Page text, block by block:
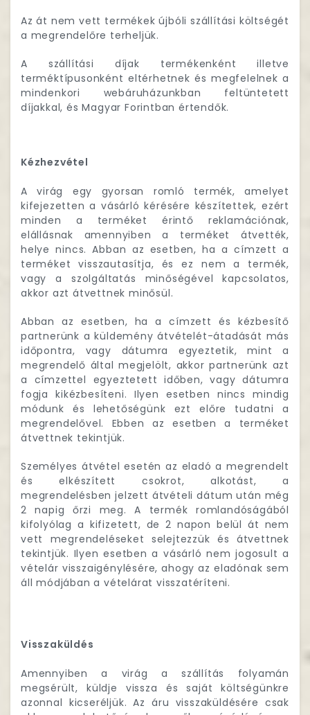
Az át nem vett termékek újbóli szállítási költségét
a megrendelőre terheljük.
A szállítási díjak termékenként illetve
terméktípusonként eltérhetnek és megfelelnek a
mindenkori webáruházunkban feltüntetett
díjakkal, és Magyar Forintban értendők.
Kézhezvétel
A virág egy gyorsan romló termék, amelyet
kifejezetten a vásárló kérésére készítettek, ezért
minden a terméket érintő reklamációnak,
elállásnak amennyiben a terméket átvették,
helye nincs. Abban az esetben, ha a címzett a
terméket visszautasítja, és ez nem a termék,
vagy a szolgáltatás minőségével kapcsolatos,
akkor azt átvettnek minősül.
Abban az esetben, ha a címzett és kézbesítő
partnerünk a küldemény átvételét-átadását más
időpontra, vagy dátumra egyeztetik, mint a
megrendelő által megjelölt, akkor partnerünk azt
a címzettel egyeztetett időben, vagy dátumra
fogja kikézbesíteni. Ilyen esetben nincs mindig
módunk és lehetőségünk ezt előre tudatni a
megrendelővel. Ebben az esetben a terméket
átvettnek tekintjük.
Személyes átvétel esetén az eladó a megrendelt
és elkészített csokrot, alkotást, a
megrendelésben jelzett átvételi dátum után még
2 napig őrzi meg. A termék romlandóságából
kifolyólag a kifizetett, de 2 napon belül át nem
vett megrendeléseket selejtezzük és átvettnek
tekintjük. Ilyen esetben a vásárló nem jogosult a
vételár visszaigénylésére, ahogy az eladónak sem
áll módjában a vételárat visszatéríteni.
Visszaküldés
Amennyiben a virág a szállítás folyamán
megsérült, küldje vissza és saját költségünkre
azonnal kicseréljük. Az áru visszaküldésére csak